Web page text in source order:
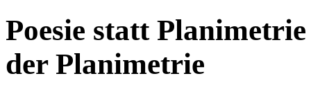
Poesie statt
der Planimetrie